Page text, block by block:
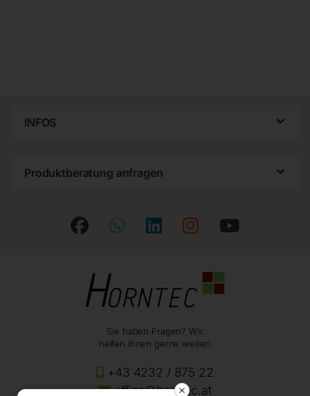
INFOS
Produktberatung anfragen
Sie haben Fragen? Wir
helfen Ihnen gerne weiter!
+43 4232 / 875 22
office@horntec.at